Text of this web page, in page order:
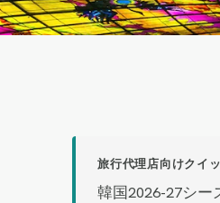
旅行代理店向けクイ
韓国2026-27シ